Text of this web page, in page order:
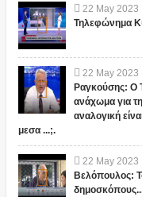
22 May 2023
Τηλεφώνημα
22 May 2023
Ραγκούσης: Ο
ανάχωμα για
αναλογική
μεσα ...;.
22 May 2023
Βελόπουλος: